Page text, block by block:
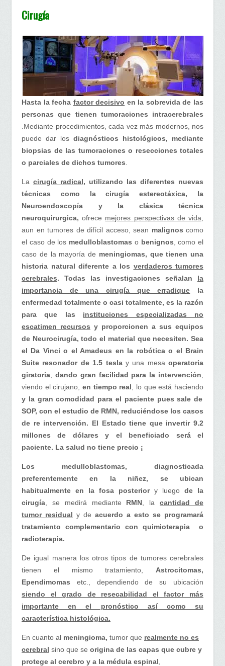
Cirugía
Hasta la fecha factor decisivo en la sobrevida de las
personas que tienen tumoraciones intracerebrales
.Mediante procedimientos, cada vez más modernos, nos
puede dar los diagnósticos histológicos, mediante
biopsias de las tumoraciones o resecciones totales
o parciales de dichos tumores
La cirugía radical, utilizando las diferentes nuevas
técnicas como la cirugía estereotáxica, la
Neuroendoscopía y la clásica técnica
neuroquirurgica, ofrece mejores perspectivas de vida,
aun en tumores de difícil acceso, sean malignos como
el caso de los medulloblastomas o benignos , como el
caso de la mayoría de meningiomas, que tienen una
historia natural diferente a los verdaderos tumores
cerebrales. Todas las investigaciones señalan la
importancia de una cirugía que erradique la
enfermedad totalmente o casi totalmente, es la razón
para que las instituciones especializadas no
escatimen recursos y proporcionen a sus equipos
de Neurocirugía, todo el material que necesiten. Sea
el Da Vinci o el Amadeus en la robótica o el Brain
Suite resonador de 1.5 teslay una mesa operatoria
giratoria
dando gran facilidad para la intervención
viendo el cirujano, en tiempo real , lo que está haciendo
y la gran comodidad para el paciente pues sale de
SOP, con el estudio de RMN, reduciéndose los casos
de re intervención. El Estado tiene que invertir 9.2
millones de dólares y el beneficiado será el
paciente. La salud no tiene precio ¡
Los medulloblastomas, diagnosticada
preferentemente en la niñez,
se ubican
habitualmente en la fosa posteriory luego de la
cirugía , se medirá mediante RMN , la
cantidad de
tumor residual y de acuerdo a esto se programará
tratamiento complementario con quimioterapia o
radioterapia.
De igual manera los otros tipos de tumores cerebrales
tienen el mismo tratamiento, Astrocitomas,
Ependimomas etc., dependiendo de su ubicación
siendo el grado de resecabilidad el factor más
importante en el pronóstico así como su
característica histológica.
En cuanto al meningioma, tumor que realmente no es
cerebral sino que se origina de las capas que cubre y
protege al cerebro y a la médula espinal,